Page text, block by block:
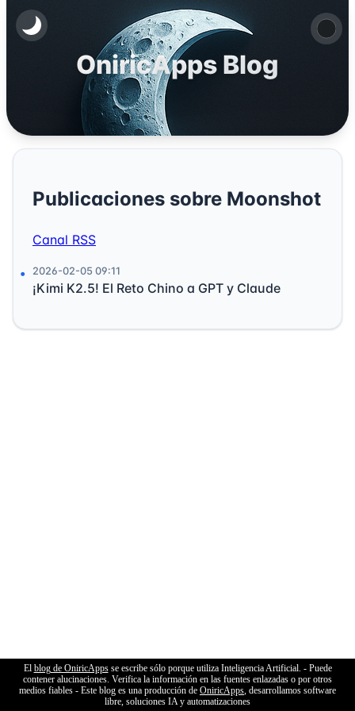
OniricApps Blog
Publicaciones sobre Moonshot
Canal RSS
2026-02-05 09:11
¡Kimi K2.5! El Reto Chino a GPT y Claude
El blog de OniricAppsse escribe sólo porque utiliza Inteligencia Artificial. - Puede
contener alucinaciones. Verifica la información en las fuentes enlazadas o por otros
medios fiables - Este blog es una producción de OniricApps , desarrollamos software
libre, soluciones IA y automatizaciones